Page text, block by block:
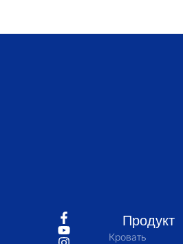
Продукт
Кровать